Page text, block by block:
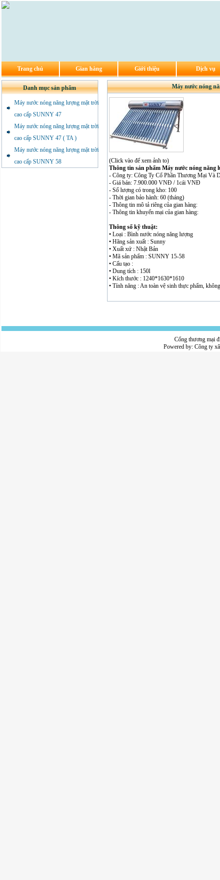
Trang chủ Gian hàng Giới thiệu Dịch vụ
Danh mục sản phẩm
Máy nước nóng năng lượng mặt trời
cao cấp SUNNY 47
Máy nước nóng năng lượng mặt trời
cao cấp SUNNY 47 ( TA )
Máy nước nóng năng lượng mặt trời
cao cấp SUNNY 58
Máy nước nóng
(Click vào để xem ảnh to)
Thông tin sản phẩm Máy nước nóng năng
- Công ty: Công Ty Cổ Phần Thương Mại Và
- Giá bán: 7.900.000 VNĐ / 1cái VNĐ
- Số lượng có trong kho: 100
- Thời gian bảo hành: 60 (tháng)
- Thông tin mô tả riêng của gian hàng:
- Thông tin khuyến mại của gian hàng:
Thông số kỹ thuật:
• Loại : Bình nước nóng năng lượng
• Hãng sản xuất : Sunny
• Xuất xứ : Nhật Bản
• Mã sản phẩm : SUNNY 15-58
• Cấu tạo :
• Dung tích : 150l
• Kích thước : 1240*1630*1610
• Tính năng : An toàn vệ sinh thực phẩm,
Cổng thương mại
Powered by: Công ty